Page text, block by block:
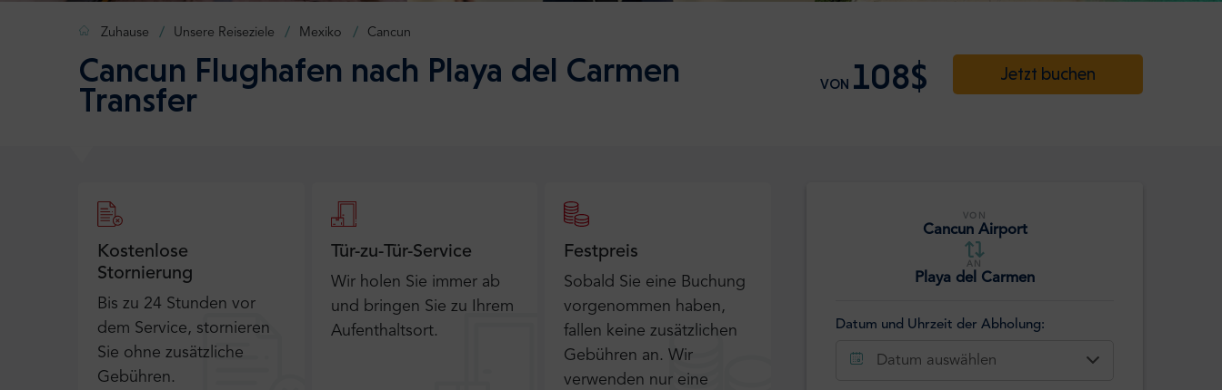
Zuhause Unsere Reiseziele Mexiko Cancun
Cancun Flughafen nach Playa del Carmen
Transfer VON 108$ Jetzt buchen
VON
Cancun Airport
AN
Playa del Carmen
Datum und Uhrzeit der Abholung:
Datum auswählen
Kostenlose
Stornierung
Bis zu 24 Stunden vor
dem Service, stornieren
Sie ohne zusätzliche
Gebühren.
Tür-zu-Tür-Service
Wir holen Sie immer ab
und bringen Sie zu Ihrem
Aufenthaltsort.
Festpreis
Sobald Sie eine Buchung
vorgenommen haben,
fallen keine zusätzlichen
Gebühren an. Wir
verwenden nur eine